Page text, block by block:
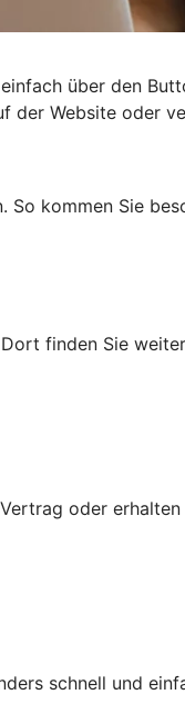
über den
der Website oder
kommen Sie
finden Sie
oder
schnell und